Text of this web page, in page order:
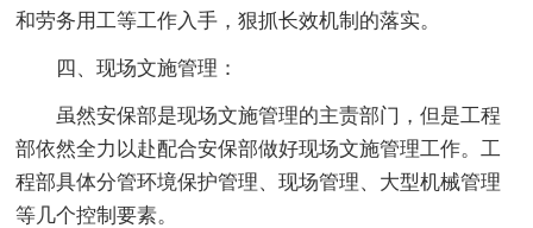
和劳务用工等工作入手，狠抓长效机制的落实。
四、现场文施管理：
虽然安保部是现场文施管理的主责部门，但是工程
部依然全力以赴配合安保部做好现场文施管理工作。工
程部具体分管环境保护管理、现场管理、大型机械管理
等几个控制要素。